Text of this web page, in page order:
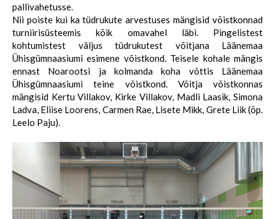
pallivahetusse.
Nii poiste kui ka tüdrukute arvestuses mängisid võistkonnad
turniirisüsteemis kõik omavahel läbi. Pingelistest
kohtumistest väljus tüdrukutest võitjana Läänemaa
Ühisgümnaasiumi esimene võistkond. Teisele kohale mängis
ennast Noarootsi ja kolmanda koha võttis Läänemaa
Ühisgümnaasiumi teine võistkond. Võitja võistkonnas
mängisid Kertu Villakov, Kirke Villakov, Madli Laasik, Simona
Ladva, Eliise Loorens, Carmen Rae, Lisete Mikk, Grete Liik (õp.
Leelo Paju).